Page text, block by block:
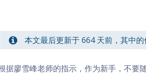
本文最后更新于 664 天前，其中
据廖雪峰老师的指示，作为新手，不要